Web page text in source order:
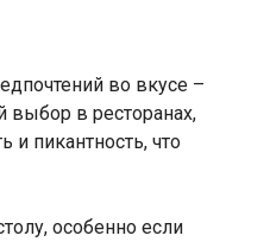
во вкусе –
выбор в ресторанах,
и пикантность, что
особенно если